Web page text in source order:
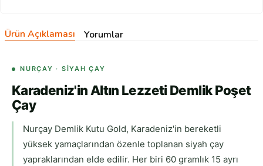
Ürün Açıklaması Yorumlar
NURÇAY · SIYAH ÇAY
Karadeniz'in Altın Lezzeti Demlik Poşet
Çay
Nurçay Demlik Kutu Gold, Karadeniz'in bereketli
yüksek yamaçlarından özenle toplanan siyah çay
yapraklarından elde edilir. Her biri 60 gramlık 15 ayrı